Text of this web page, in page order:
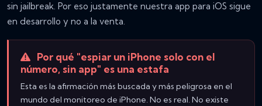
sin jailbreak. Por eso justamente nuestra app para iOS sigue
en desarrollo y no a la venta.
Por qué "espiar un iPhone solo con el
número, sin app" es una estafa
Esta es la afirmación más buscada y más peligrosa en el
mundo del monitoreo de iPhone. No es real. No existe